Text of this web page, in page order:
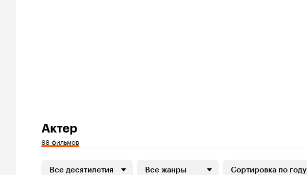
Актер
88 фильмов
Все десятилетия Все жанры Сортировка по году